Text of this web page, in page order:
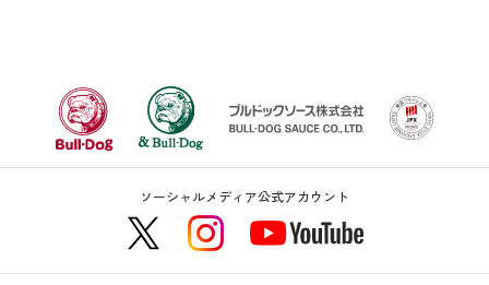
ソーシャルメディア公式アカウント